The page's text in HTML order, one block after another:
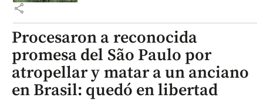
share
Procesaron a reconocida
promesa del São Paulo por
atropellar y matar a un anciano
en Brasil: quedó en libertad